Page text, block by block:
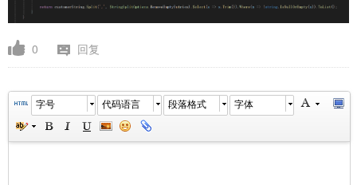
0 回复
字号 代码语言 段落格式 字体